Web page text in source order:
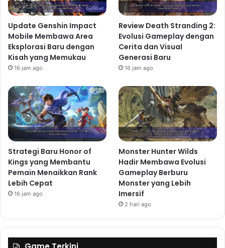
Update Genshin Impact
Mobile Membawa Area
Eksplorasi Baru dengan
Kisah yang Memukau
16 jam ago
Review Death Stranding 2:
Evolusi Gameplay dengan
Cerita dan Visual
Generasi Baru
16 jam ago
Strategi Baru Honor of
Kings yang Membantu
Pemain Menaikkan Rank
Lebih Cepat
16 jam ago
Monster Hunter Wilds
Hadir Membawa Evolusi
Gameplay Berburu
Monster yang Lebih
Imersif
2 hari ago